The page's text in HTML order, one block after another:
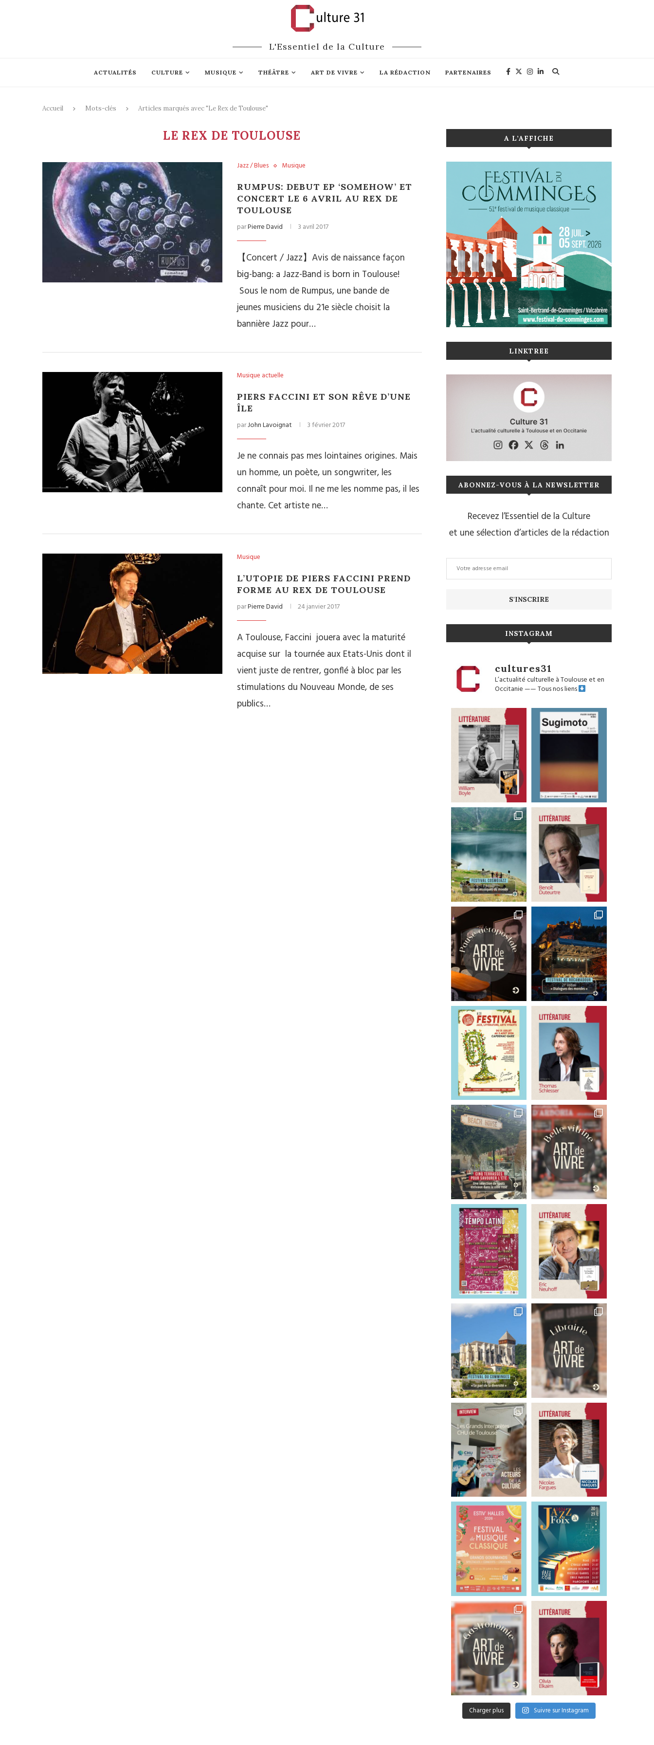
L'Essentiel de la Culture
ACTUALITÉS CULTURE MUSIQUE THÉÂTRE ART DE VIVRE LA RÉDACTION PARTENAIRES
Accueil Mots-clés Articles marqués avec "Le Rex de Toulouse"
LE REX DE TOULOUSE
Jazz / Blues Musique
RUMPUS: DEBUT EP ‘SOMEHOW’ ET
CONCERT LE 6 AVRIL AU REX DE
TOULOUSE
parPierre David 3 avril 2017
【Concert / Jazz】Avis de naissance façon
big-bang: a Jazz-Band is born in Toulouse!
Sous le nom de Rumpus, une bande de
jeunes musiciens du 21e siècle choisit la
bannière Jazz pour…
Musique actuelle
PIERS FACCINI ET SON RÊVE D’UNE
ÎLE
parJohn Lavoignat 3 février 2017
Je ne connais pas mes lointaines origines. Mais
un homme, un poète, un songwriter, les
connaît pour moi. Il ne me les nomme pas, il les
chante. Cet artiste ne…
Musique
L’UTOPIE DE PIERS FACCINI PREND
FORME AU REX DE TOULOUSE
parPierre David 24 janvier 2017
A Toulouse, Faccini jouera avec la maturité
acquise sur la tournée aux Etats-Unis dont il
vient juste de rentrer, gonflé à bloc par les
stimulations du Nouveau Monde, de ses
publics…
A L’AFFICHE
LINKTREE
ABONNEZ-VOUS À LA NEWSLETTER
Recevez l’Essentiel de la Culture
et une sélection d’articles de la rédaction
INSTAGRAM
cultures31
L’actualité culturelle à Toulouse et en
Occitanie——Tous nos liens
Charger plus Suivre sur Instagram